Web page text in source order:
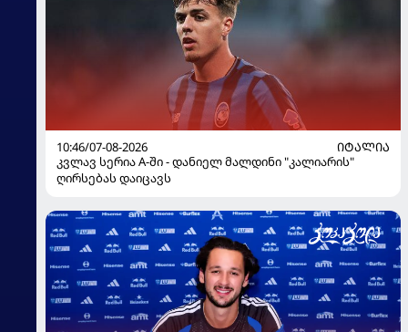
10:46/07-08-2026
ᲘᲢᲐᲚᲘᲐ
კვლავ სერია A-ში - დანიელ მალდინი "კალიარის"
ღირსებას დაიცავს